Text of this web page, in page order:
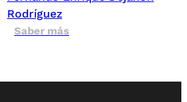
Rodríguez
Saber más